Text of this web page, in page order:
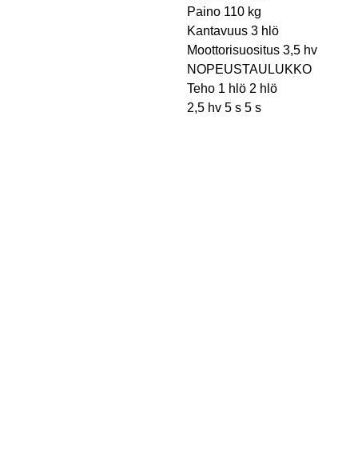
Paino 110 kg
Kantavuus 3 hlö
Moottorisuositus 3,5 hv
NOPEUSTAULUKKO
Teho 1 hlö 2 hlö
2,5 hv 5 s 5 s